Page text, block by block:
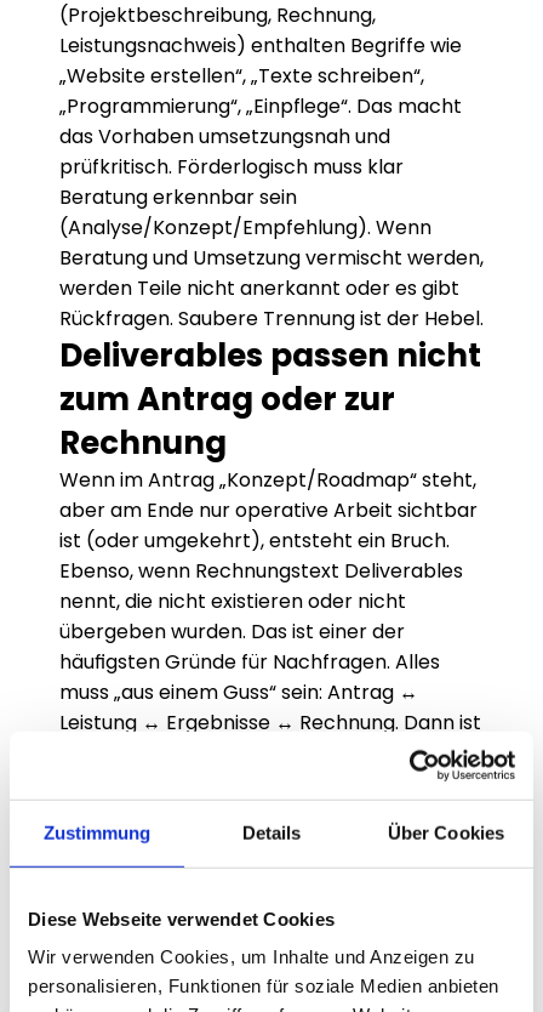
Zustimmung Details Über Cookies
Diese Webseite verwendet Cookies
Wir verwenden Cookies, um Inhalte und Anzeigen zu
personalisieren, Funktionen für soziale Medien anbieten
(Projektbeschreibung, Rechnung,
Leistungsnachweis) enthalten Begriffe wie
„Website erstellen“, „Texte schreiben“,
„Programmierung“, „Einpflege“. Das macht
das Vorhaben umsetzungsnah und
prüfkritisch. Förderlogisch muss klar
Beratung erkennbar sein
(Analyse/Konzept/Empfehlung). Wenn
Beratung und Umsetzung vermischt werden,
werden Teile nicht anerkannt oder es gibt
Rückfragen. Saubere Trennung ist der Hebel.
Deliverables passen nicht
zum Antrag oder zur
Rechnung
Wenn im Antrag „Konzept/Roadmap“ steht,
aber am Ende nur operative Arbeit sichtbar
ist (oder umgekehrt), entsteht ein Bruch.
Ebenso, wenn Rechnungstext Deliverables
nennt, die nicht existieren oder nicht
übergeben wurden. Das ist einer der
häufigsten Gründe für Nachfragen. Alles
muss „aus einem Guss“ sein: Antrag ↔
Leistung ↔ Ergebnisse ↔ Rechnung. Dann ist
Zahlungs-/Belegkette ist
unklar
Häufig fehlen eindeutige Zahlungsnachweise
Verwendungszweck, mehrere Teilzahlungen
ohne Übersicht). Manchmal ist die
Rechnung korrigiert, aber der